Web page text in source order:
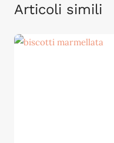
Articoli simili